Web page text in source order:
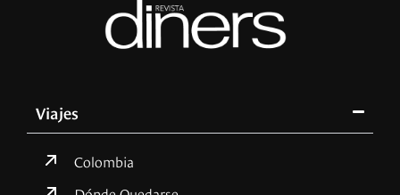
Viajes
Colombia